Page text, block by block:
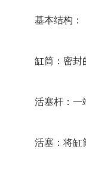
基本结构：
缸筒：密封的
活塞杆：一端
活塞：将缸筒